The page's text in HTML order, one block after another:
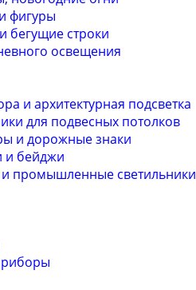
фигуры
бегущие строки
освещения
и архитектурная подсветка
для подвесных потолков
и дорожные знаки
и бейджи
промышленные светильники